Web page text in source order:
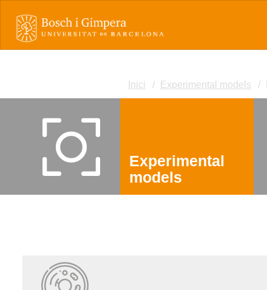
Inici Experimental models
Experimental
models